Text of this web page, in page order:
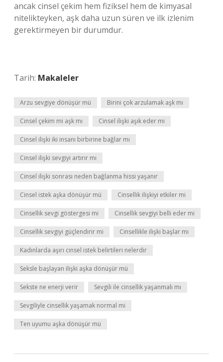
ancak cinsel çekim hem fiziksel hem de kimyasal
nitelikteyken, aşk daha uzun süren ve ilk izlenim
gerektirmeyen bir durumdur.
Tarih: Makaleler
Arzu sevgiye dönüşür mü Birini çok arzulamak aşk mı
Cinsel çekim mi aşk mı Cinsel ilişki aşık eder mi
Cinsel ilişki iki insanı birbirine bağlar mı
Cinsel ilişki sevgiyi artırır mı
Cinsel ilişki sonrası neden bağlanma hissi yaşanır
Cinsel istek aşka dönüşür mü Cinsellik ilişkiyi etkiler mi
Cinsellik sevgi göstergesi mi Cinsellik sevgiyi belli eder mi
Cinsellik sevgiyi güçlendirir mi Cinsellikle ilişki başlar mı
Kadınlarda aşırı cinsel istek belirtileri nelerdir
Seksle başlayan ilişki aşka dönüşür mü
Sekste ne enerji verir Sevgili ile cinsellik yaşanmalı mı
Sevgiliyle cinsellik yaşamak normal mi
Ten uyumu aşka dönüşür mü